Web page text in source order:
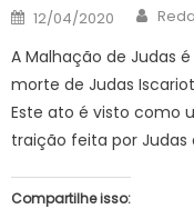
Posted
on
12/04/2020
A Malhação de Judas
morte de Judas
Este ato é visto como
traição feita por Judas
Compartilhe isso: